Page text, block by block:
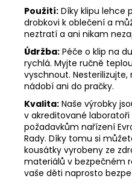
Použití: Díky klipu lehce
drobkovi k oblečení a
neztratí a ani nikam
Údržba: Péče o klip na
rychlá. Myjte ručně
vyschnout.
nádobí ani do pračky.
Kvalita: Naše výrobky
v akreditované laboratoři
požadavkům nařízení
Rady. Díky tomu si
kousátky vyrobeny ze
materiálů v bezpečném
vaše děti naprosto